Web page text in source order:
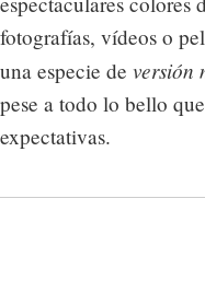
fotografías, vídeos o
una especie de versión
pese a todo lo bello
expectativas.